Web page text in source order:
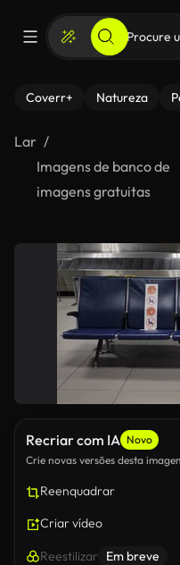
Coverr+ Natureza
Lar
Imagens de banco de
imagens gratuitas
Recriar com IA Novo
Crie novas versões desta
Reenquadrar
Criar vídeo
Reestilizar Em breve